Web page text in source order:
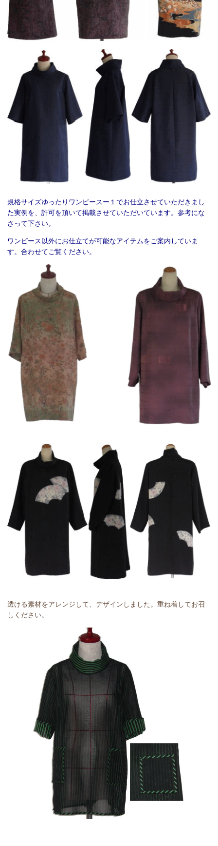
規格サイズゆったりワンピースー１でお仕立させていただきまし
た実例を、許可を頂いて掲載させていただいています。参考にな
さって下さい。
ワンピース以外にお仕立てが可能なアイテムをご案内していま
す。合わせてご覧ください。
透ける素材をアレンジして、デザインしました。重ね着してお召
しください。